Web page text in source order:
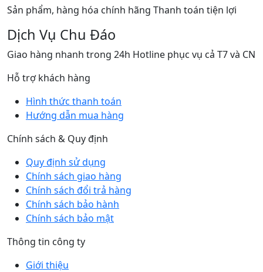
Sản phẩm, hàng hóa chính hãng Thanh toán tiện lợi
Dịch Vụ Chu Đáo
Giao hàng nhanh trong 24h Hotline phục vụ cả T7 và CN
Hỗ trợ khách hàng
Hình thức thanh toán
Hướng dẫn mua hàng
Chính sách & Quy định
Quy định sử dụng
Chính sách giao hàng
Chính sách đổi trả hàng
Chính sách bảo hành
Chính sách bảo mật
Thông tin công ty
Giới thiệu